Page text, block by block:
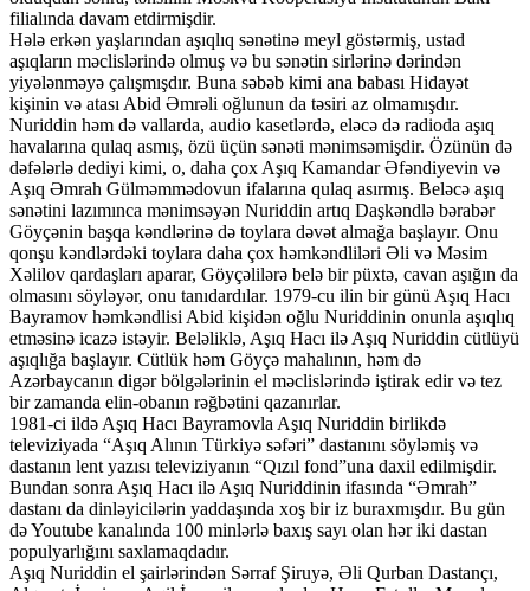
filialında davam etdirmişdir.
Hələ erkən yaşlarından aşıqlıq sənətinə meyl göstərmiş, ustad
aşıqların məclislərində olmuş və bu sənətin sirlərinə dərindən
yiyələnməyə çalışmışdır. Buna səbəb kimi ana babası Hidayət
kişinin və atası Abid Əmrəli oğlunun da təsiri az olmamışdır.
Nuriddin həm də vallarda, audio kasetlərdə, eləcə də radioda aşıq
havalarına qulaq asmış, özü üçün sənəti mənimsəmişdir. Özünün də
dəfələrlə dediyi kimi, o, daha çox Aşıq Kamandar Əfəndiyevin və
Aşıq Əmrah Gülməmmədovun ifalarına qulaq asırmış. Beləcə aşıq
sənətini lazımınca mənimsəyən Nuriddin artıq Daşkəndlə bərabər
Göyçənin başqa kəndlərinə də toylara dəvət almağa başlayır. Onu
qonşu kəndlərdəki toylara daha çox həmkəndliləri Əli və Məsim
Xəlilov qardaşları aparar, Göyçəlilərə belə bir püxtə, cavan aşığın da
olmasını söyləyər, onu tanıdardılar. 1979-cu ilin bir günü Aşıq Hacı
Bayramov həmkəndlisi Abid kişidən oğlu Nuriddinin onunla aşıqlıq
etməsinə icazə istəyir. Beləliklə, Aşıq Hacı ilə Aşıq Nuriddin cütlüyü
aşıqlığa başlayır. Cütlük həm Göyçə mahalının, həm də
Azərbaycanın digər bölgələrinin el məclislərində iştirak edir və tez
bir zamanda elin-obanın rəğbətini qazanırlar.
1981-ci ildə Aşıq Hacı Bayramovla Aşıq Nuriddin birlikdə
televiziyada “Aşıq Alının Türkiyə səfəri” dastanını söyləmiş və
dastanın lеnt yazısı televiziyanın “Qızıl fond”una daxil edilmişdir.
Bundan sonra Aşıq Hacı ilə Aşıq Nuriddinin ifasında “Əmrah”
dastanı da dinləyicilərin yaddaşında xoş bir iz buraxmışdır. Bu gün
də Youtube kanalında 100 minlərlə baxış sayı olan hər iki dastan
populyarlığını saxlamaqdadır.
Aşıq Nuriddin el şairlərindən Sərraf Şiruyə, Əli Qurban Dastançı,